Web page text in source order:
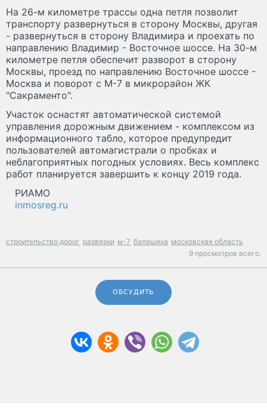
На 26-м километре трассы одна петля позволит
транспорту развернуться в сторону Москвы, другая
- развернуться в сторону Владимира и проехать по
направлению Владимир - Восточное шоссе. На 30-м
километре петля обеспечит разворот в сторону
Москвы, проезд по направлению Восточное шоссе -
Москва и поворот с М-7 в микрорайон ЖК
"Сакраменто".
Участок оснастят автоматической системой
управления дорожным движением - комплексом из
информационного табло, которое предупредит
пользователей автомагистрали о пробках и
неблагоприятных погодных условиях. Весь комплекс
работ планируется завершить к концу 2019 года.
РИАМО
inmosreg.ru
строительство дорог развязки м-7 балашиха московская область
9 просмотров всего.
ОБСУДИТЬ